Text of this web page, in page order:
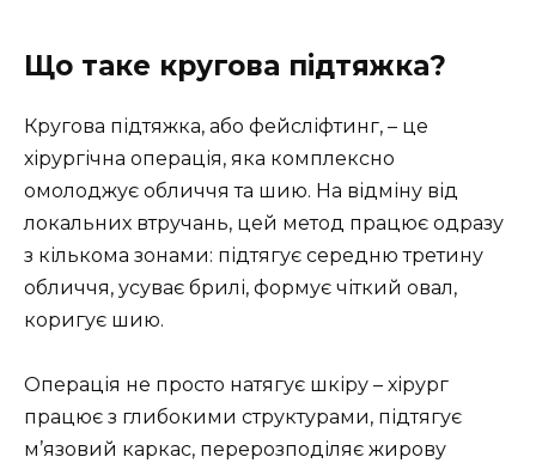
Що таке кругова підтяжка?
Кругова підтяжка, або фейсліфтинг, – це
хірургічна операція, яка комплексно
омолоджує обличчя та шию. На відміну від
локальних втручань, цей метод працює одразу
з кількома зонами: підтягує середню третину
обличчя, усуває брилі, формує чіткий овал,
коригує шию.
Операція не просто натягує шкіру – хірург
працює з глибокими структурами, підтягує
м’язовий каркас, перерозподіляє жирову